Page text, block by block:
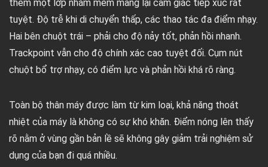
thêm một lớp nhám mềm mang lại cảm giác tiếp xúc rất
tuyệt. Độ trễ khi di chuyển thấp, các thao tác đa điểm nhạy.
Hai bên chuột trái – phải cho độ nảy tốt, phản hồi nhanh.
Trackpoint vẫn cho độ chính xác cao tuyệt đối. Cụm nút
chuột bổ trợ nhạy, có điểm lực và phản hồi khá rõ ràng.
Toàn bộ thân máy được làm từ kim loại, khả năng thoát
nhiệt của máy là không có sự khó khăn. Điểm nóng lên thấy
rõ nằm ở vùng gần bản lề sẽ không gây giảm trải nghiệm sử
dụng của bạn đi quá nhiều.